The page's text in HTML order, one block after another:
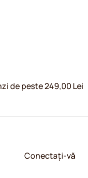
de peste 249,00 Lei
Conectați-vă